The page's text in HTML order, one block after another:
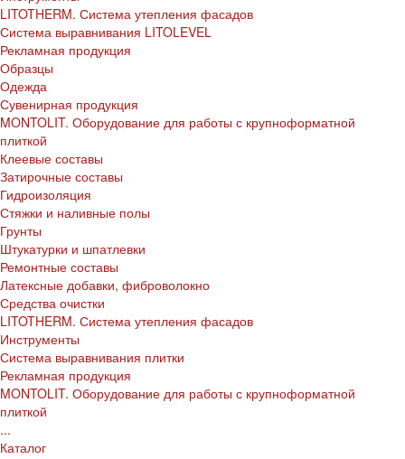
LITOTHERM. Система утепления фасадов
Система выравнивания LITOLEVEL
Рекламная продукция
Образцы
Одежда
Сувенирная продукция
MONTOLIT. Оборудование для работы с крупноформатной
плиткой
Клеевые составы
Затирочные составы
Гидроизоляция
Стяжки и наливные полы
Грунты
Штукатурки и шпатлевки
Ремонтные составы
Латексные добавки, фиброволокно
Средства очистки
LITOTHERM. Система утепления фасадов
Инструменты
Система выравнивания плитки
Рекламная продукция
MONTOLIT. Оборудование для работы с крупноформатной
плиткой
...
Каталог